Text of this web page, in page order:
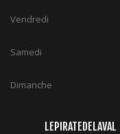
Vendredi
Samedi
Dimanche
LEPIRATEDELAVAL